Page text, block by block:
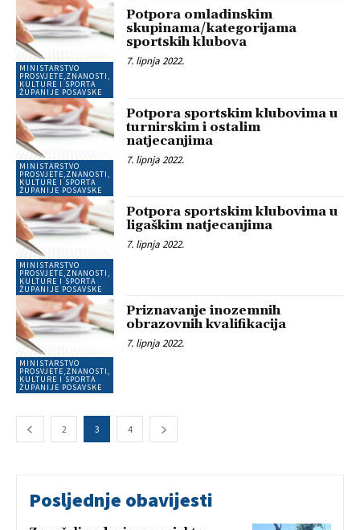
MINISTARSTVO
PROSVJETE,ZNANOSTI,
KULTURE I SPORTA
ŽUPANIJE POSAVSKE
Potpora omladinskim
skupinama/kategorijama
sportskih klubova
7. lipnja 2022.
MINISTARSTVO
PROSVJETE,ZNANOSTI,
KULTURE I SPORTA
ŽUPANIJE POSAVSKE
Potpora sportskim klubovima u
turnirskim i ostalim
natjecanjima
7. lipnja 2022.
MINISTARSTVO
PROSVJETE,ZNANOSTI,
KULTURE I SPORTA
ŽUPANIJE POSAVSKE
Potpora sportskim klubovima u
ligaškim natjecanjima
7. lipnja 2022.
MINISTARSTVO
PROSVJETE,ZNANOSTI,
KULTURE I SPORTA
ŽUPANIJE POSAVSKE
Priznavanje inozemnih
obrazovnih kvalifikacija
7. lipnja 2022.
2 3 4
Posljednje obavijesti